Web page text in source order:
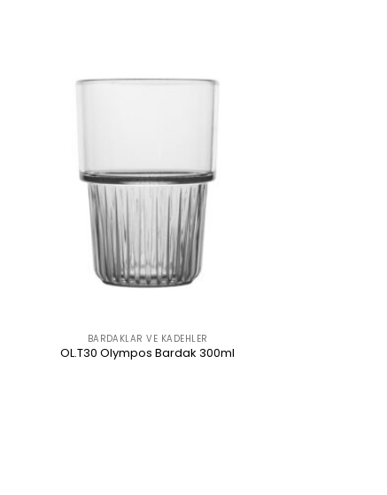
BARDAKLAR VE KADEHLER
OL.T30 Olympos Bardak 300ml